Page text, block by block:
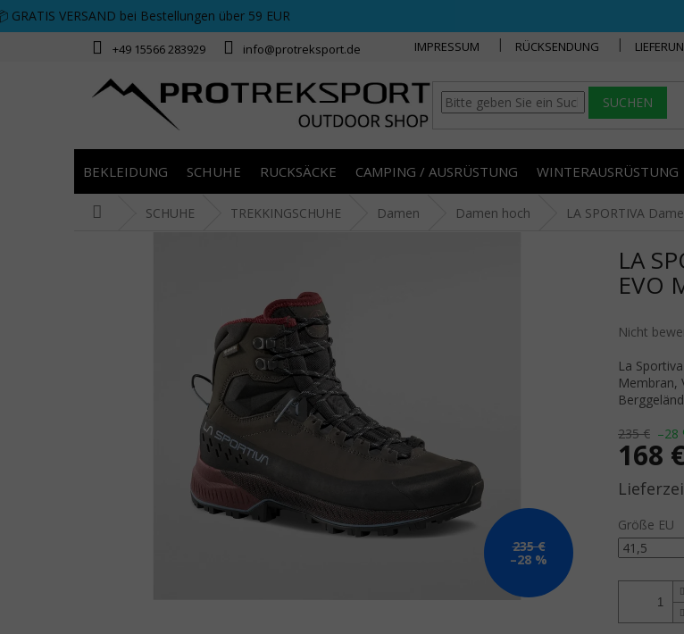
Zum Inhalt springen
GRATIS VERSAND bei Bestellungen über 59 EUR
+49 15566 283929 info@protreksport.de IMPRESSUM RÜCKSENDUNG
SUCHEN
BEKLEIDUNG SCHUHE RUCKSÄCKE CAMPING / AUSRÜSTUNG WINTERAUSRÜSTUNG
StartseiteSCHUHE TREKKINGSCHUHE Damen Damen hoch LA SPORTIVA
235 €
–28 %
LA
EVO
Die
Nicht
235 € –28
168
Größe EU
La
Membran,